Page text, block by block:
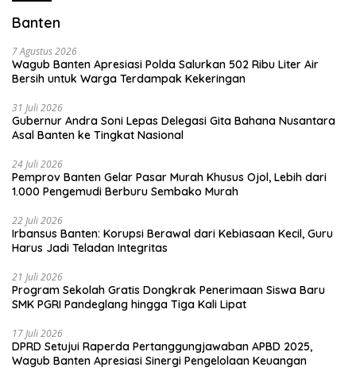
Banten
7 Agustus 2026
Wagub Banten Apresiasi Polda Salurkan 502 Ribu Liter Air
Bersih untuk Warga Terdampak Kekeringan
31 Juli 2026
Gubernur Andra Soni Lepas Delegasi Gita Bahana Nusantara
Asal Banten ke Tingkat Nasional
24 Juli 2026
Pemprov Banten Gelar Pasar Murah Khusus Ojol, Lebih dari
1.000 Pengemudi Berburu Sembako Murah
22 Juli 2026
Irbansus Banten: Korupsi Berawal dari Kebiasaan Kecil, Guru
Harus Jadi Teladan Integritas
21 Juli 2026
Program Sekolah Gratis Dongkrak Penerimaan Siswa Baru
SMK PGRI Pandeglang hingga Tiga Kali Lipat
17 Juli 2026
DPRD Setujui Raperda Pertanggungjawaban APBD 2025,
Wagub Banten Apresiasi Sinergi Pengelolaan Keuangan